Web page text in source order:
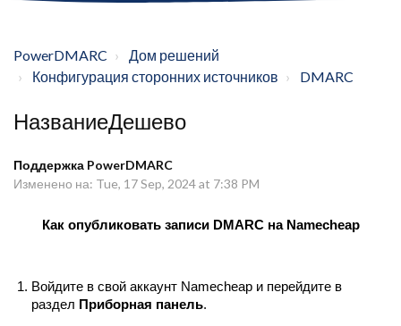
PowerDMARC
Дом решений
Конфигурация сторонних источников
DMARC
НазваниеДешево
Поддержка PowerDMARC
Изменено на: Tue, 17 Sep, 2024 at 7:38 PM
Как опубликовать записи DMARC на Namecheap
Войдите в свой аккаунт Namecheap и перейдите в
раздел Приборная панель.